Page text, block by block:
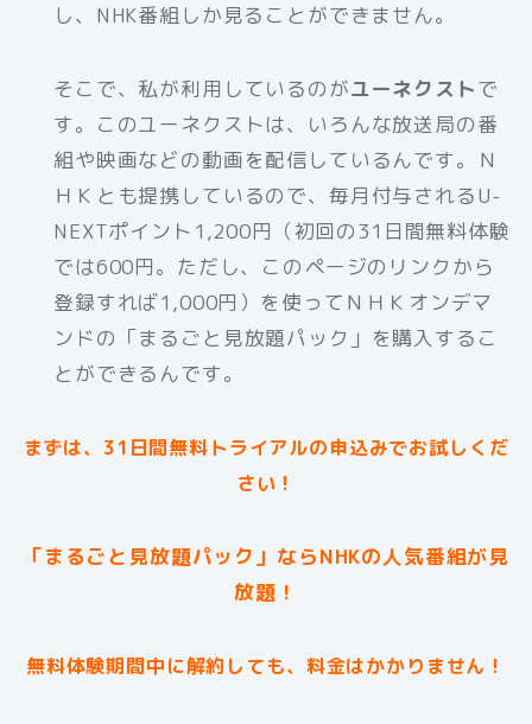
し、NHK番組しか見ることができません。
そこで、私が利用しているのがユーネクストで
す。このユーネクストは、いろんな放送局の番
組や映画などの動画を配信しているんです。Ｎ
ＨＫとも提携しているので、毎月付与されるU-
NEXTポイント1,200円（初回の31日間無料体験
では600円。ただし、このページのリンクから
登録すれば1,000円）を使ってＮＨＫオンデマ
ンドの「まるごと見放題パック」を購入するこ
とができるんです。
まずは、31日間無料トライアルの申込みでお試しくだ
さい！
「まるごと見放題パック」ならNHKの人気番組が見
放題！
無料体験期間中に解約しても、料金はかかりません！